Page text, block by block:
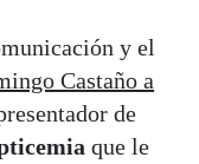
y el
Castaño a
de
que le